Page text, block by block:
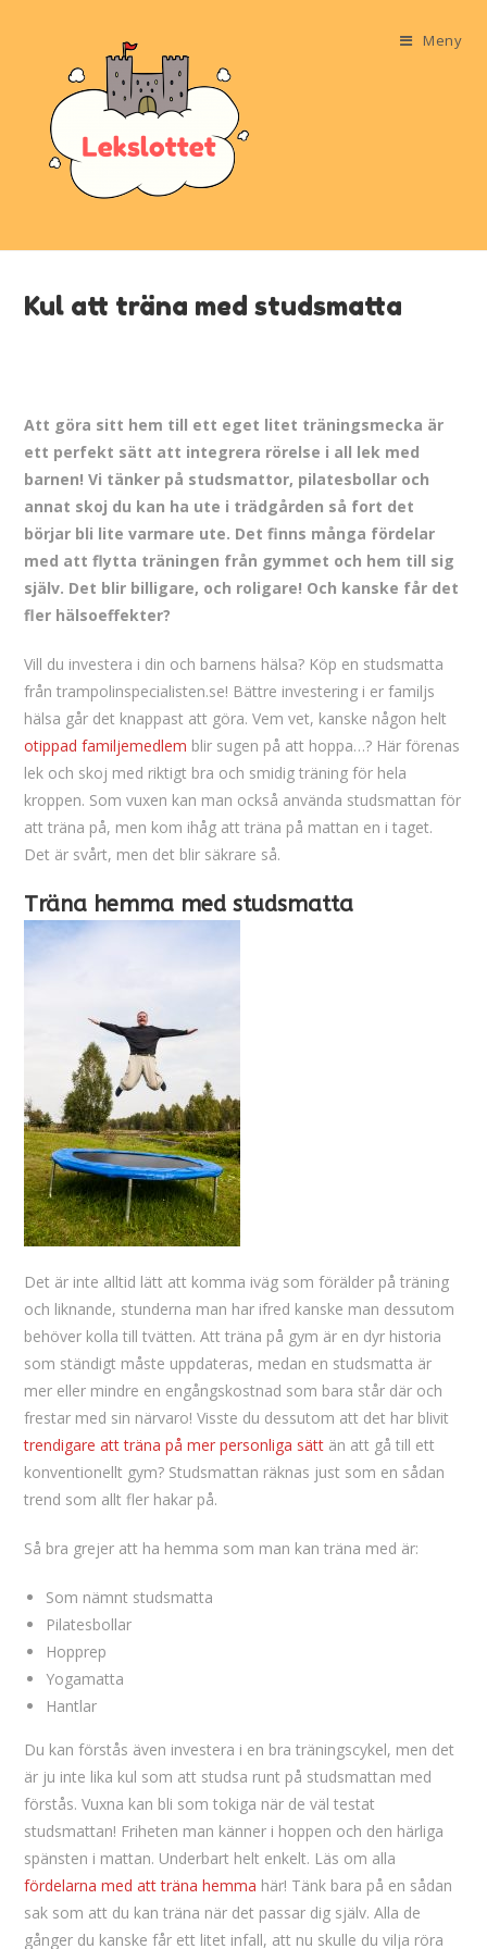
Meny
Kul att träna med studsmatta
Att göra sitt hem till ett eget litet träningsmecka är
ett perfekt sätt att integrera rörelse i all lek med
barnen! Vi tänker på studsmattor, pilatesbollar och
annat skoj du kan ha ute i trädgården så fort det
börjar bli lite varmare ute. Det finns många fördelar
med att flytta träningen från gymmet och hem till sig
själv. Det blir billigare, och roligare! Och kanske får det
fler hälsoeffekter?
Vill du investera i din och barnens hälsa? Köp en studsmatta
från trampolinspecialisten.se! Bättre investering i er familjs
hälsa går det knappast att göra. Vem vet, kanske någon helt
otippad familjemedlem blir sugen på att hoppa…? Här förenas
lek och skoj med riktigt bra och smidig träning för hela
kroppen. Som vuxen kan man också använda studsmattan för
att träna på, men kom ihåg att träna på mattan en i taget.
Det är svårt, men det blir säkrare så.
Träna hemma med studsmatta
Det är inte alltid lätt att komma iväg som förälder på träning
och liknande, stunderna man har ifred kanske man dessutom
behöver kolla till tvätten. Att träna på gym är en dyr historia
som ständigt måste uppdateras, medan en studsmatta är
mer eller mindre en engångskostnad som bara står där och
frestar med sin närvaro! Visste du dessutom att det har blivit
trendigare att träna på mer personliga sätt än att gå till ett
konventionellt gym? Studsmattan räknas just som en sådan
trend som allt fler hakar på.
Så bra grejer att ha hemma som man kan träna med är:
Som nämnt studsmatta
Pilatesbollar
Hopprep
Yogamatta
Hantlar
Du kan förstås även investera i en bra träningscykel, men det
är ju inte lika kul som att studsa runt på studsmattan med
förstås. Vuxna kan bli som tokiga när de väl testat
studsmattan! Friheten man känner i hoppen och den härliga
spänsten i mattan. Underbart helt enkelt. Läs om alla
fördelarna med att träna hemma här! Tänk bara på en sådan
sak som att du kan träna när det passar dig själv. Alla de
gånger du kanske får ett litet infall, att nu skulle du vilja röra